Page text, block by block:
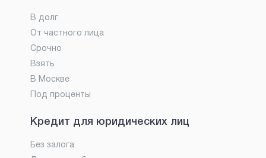
В долг
От частного лица
Срочно
Взять
В Москве
Под проценты
Кредит для юридических лиц
Без залога